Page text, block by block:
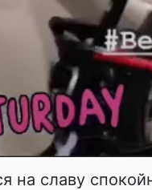
на славу